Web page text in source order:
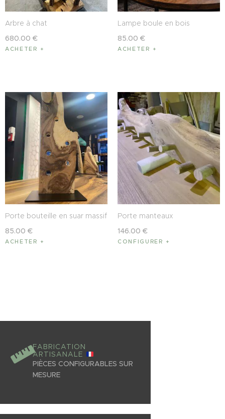
Arbre à chat
680.00 €
ACHETER
Lampe boule en bois
85.00 €
ACHETER
Porte bouteille en suar massif
85.00 €
ACHETER
Porte manteaux
146.00 €
CONFIGURER
FABRICATION
ARTISANALE
PIÈCES CONFIGURABLES SUR
MESURE